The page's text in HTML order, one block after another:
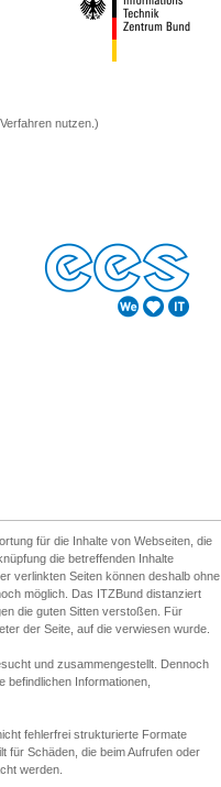
nutzen.)
für die Inhalte von Webseiten, die
die betreffenden Inhalte
verlinkten Seiten können deshalb ohne
möglich. Das ITZBund distanziert
die guten Sitten verstoßen. Für
der Seite, auf die verwiesen wurde.
und zusammengestellt. Dennoch
befindlichen Informationen,
fehlerfrei strukturierte Formate
für Schäden, die beim Aufrufen oder
werden.